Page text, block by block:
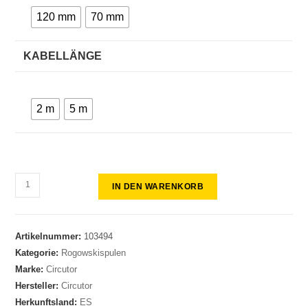
120 mm 70 mm
KABELLÄNGE
2 m 5 m
IN DEN WARENKORB
Artikelnummer: 103494
Kategorie: Rogowskispulen
Marke:Circutor
Hersteller:Circutor
Herkunftsland: ES